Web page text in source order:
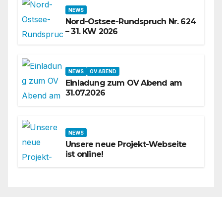
NEWS
Nord-Ostsee-Rundspruch Nr. 624
– 31. KW 2026
NEWS OV ABEND
Einladung zum OV Abend am
31.07.2026
NEWS
Unsere neue Projekt-Webseite
ist online!